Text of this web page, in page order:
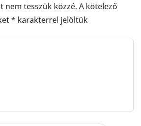
nem tesszük közzé. A kötelező
* karakterrel jelöltük